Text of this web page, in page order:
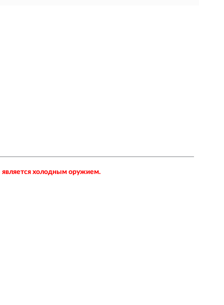
является холодным оружием.